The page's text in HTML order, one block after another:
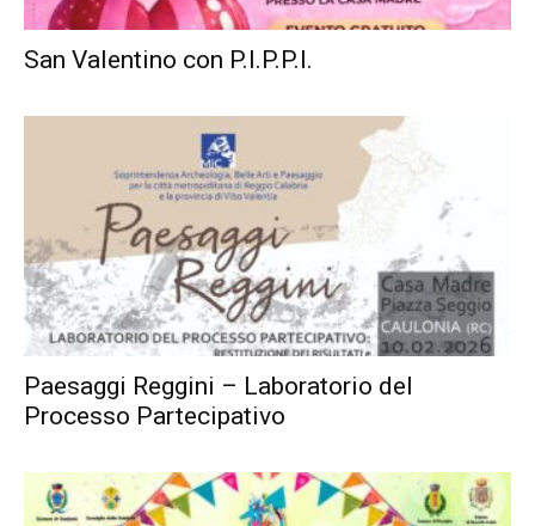
San Valentino con P.I.P.P.I.
Paesaggi Reggini – Laboratorio del
Processo Partecipativo